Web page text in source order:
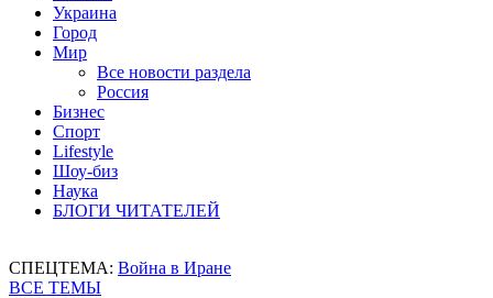
Украина
Город
Мир
Все новости раздела
Россия
Бизнес
Спорт
Lifestyle
Шоу-биз
Наука
БЛОГИ ЧИТАТЕЛЕЙ
СПЕЦТЕМА: Война в Иране
ВСЕ ТЕМЫ